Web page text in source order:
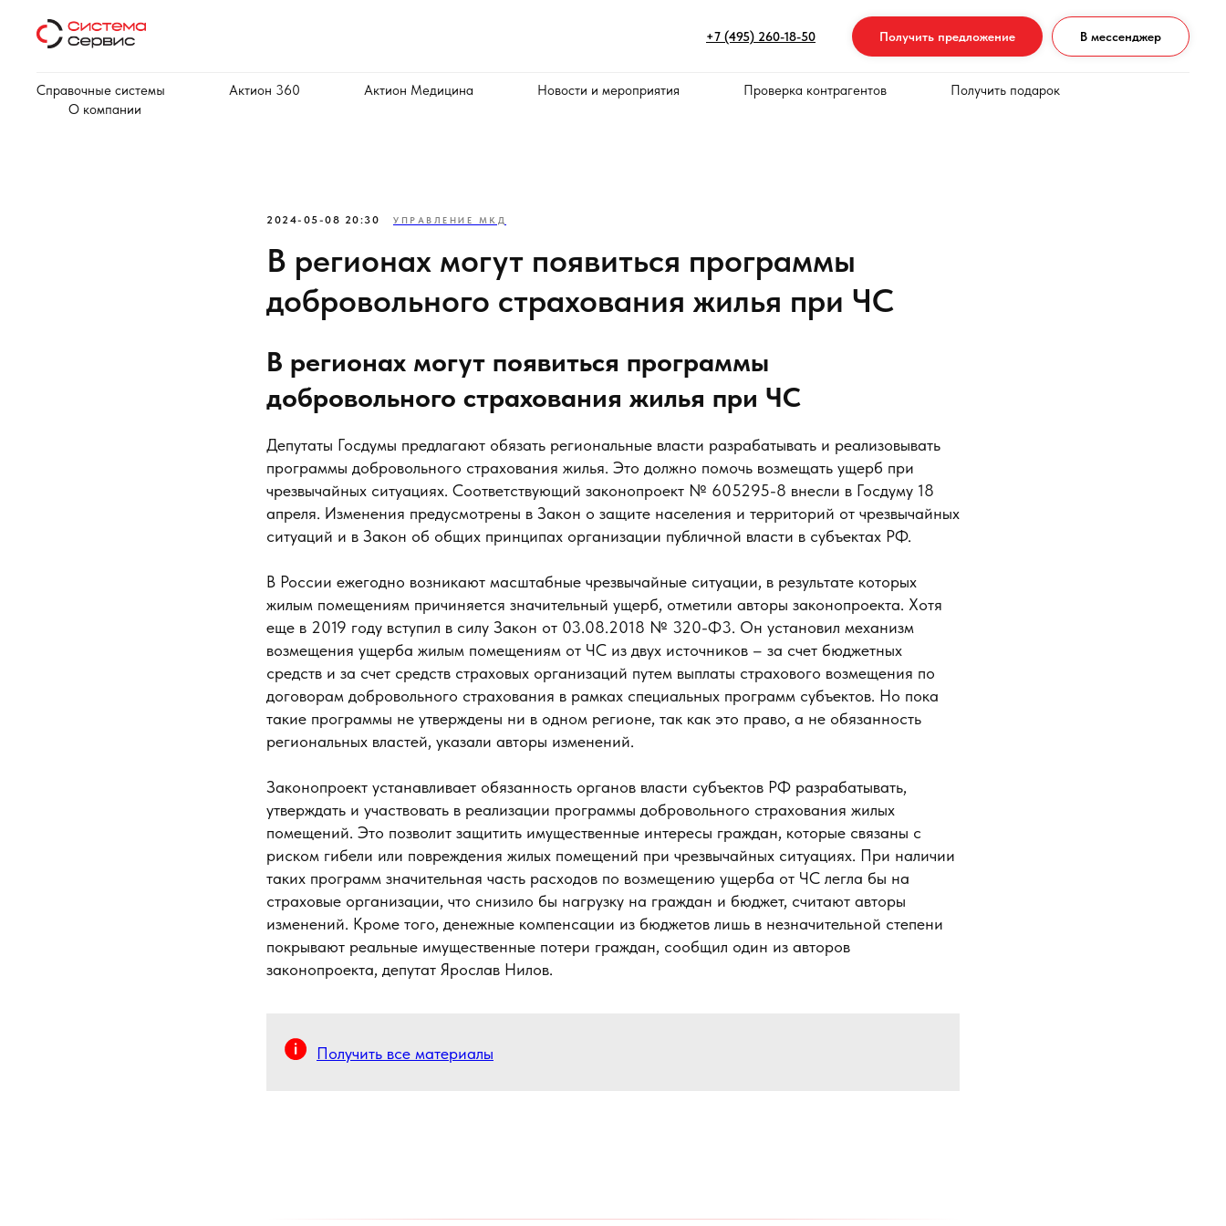
+7 (495) 260-18-50 Получить предложение В мессенджер
Справочные системы Актион 360 Актион Медицина Новости и мероприятия Проверка контрагентов
Получить подарок
О компании
2024-05-08 20:30 УПРАВЛЕНИЕ МКД
В регионах могут появиться программы
добровольного страхования жилья при ЧС
В регионах могут появиться программы
добровольного страхования жилья при ЧС
Депутаты Госдумы предлагают обязать региональные власти разрабатывать и реализовывать
программы добровольного страхования жилья. Это должно помочь возмещать ущерб при
чрезвычайных ситуациях. Соответствующий законопроект № 605295-8 внесли в Госдуму 18
апреля. Изменения предусмотрены в Закон о защите населения и территорий от чрезвычайных
ситуаций и в Закон об общих принципах организации публичной власти в субъектах РФ.
В России ежегодно возникают масштабные чрезвычайные ситуации, в результате которых
жилым помещениям причиняется значительный ущерб, отметили авторы законопроекта. Хотя
еще в 2019 году вступил в силу Закон от 03.08.2018 № 320-Ф3. Он установил механизм
возмещения ущерба жилым помещениям от ЧС из двух источников – за счет бюджетных
средств и за счет средств страховых организаций путем выплаты страхового возмещения по
договорам добровольного страхования в рамках специальных программ субъектов. Но пока
такие программы не утверждены ни в одном регионе, так как это право, а не обязанность
региональных властей, указали авторы изменений.
Законопроект устанавливает обязанность органов власти субъектов РФ разрабатывать,
утверждать и участвовать в реализации программы добровольного страхования жилых
помещений. Это позволит защитить имущественные интересы граждан, которые связаны с
риском гибели или повреждения жилых помещений при чрезвычайных ситуациях. При наличии
таких программ значительная часть расходов по возмещению ущерба от ЧС легла бы на
страховые организации, что снизило бы нагрузку на граждан и бюджет, считают авторы
изменений. Кроме того, денежные компенсации из бюджетов лишь в незначительной степени
покрывают реальные имущественные потери граждан, сообщил один из авторов
законопроекта, депутат Ярослав Нилов.
Получить все материалы